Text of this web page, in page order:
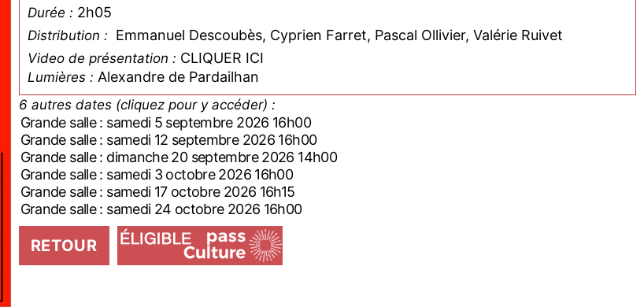
Durée : 2h05
Distribution : Emmanuel Descoubès, Cyprien Farret, Pascal Ollivier, Valérie Ruivet
Video de présentation : CLIQUER ICI
Lumières : Alexandre de Pardailhan
6 autres dates (cliquez pour y accéder) :
Grande salle : samedi 5 septembre 2026 16h00
Grande salle : samedi 12 septembre 2026 16h00
Grande salle : dimanche 20 septembre 2026 14h00
Grande salle : samedi 3 octobre 2026 16h00
Grande salle : samedi 17 octobre 2026 16h15
Grande salle : samedi 24 octobre 2026 16h00